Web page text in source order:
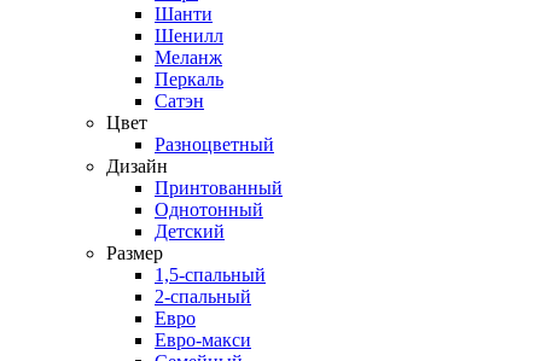
Шанти
Шенилл
Меланж
Перкаль
Сатэн
Цвет
Разноцветный
Дизайн
Принтованный
Однотонный
Детский
Размер
1,5-спальный
2-спальный
Евро
Евро-макси